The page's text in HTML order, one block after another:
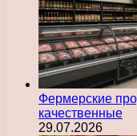
Фермерские
качественные
29.07.2026